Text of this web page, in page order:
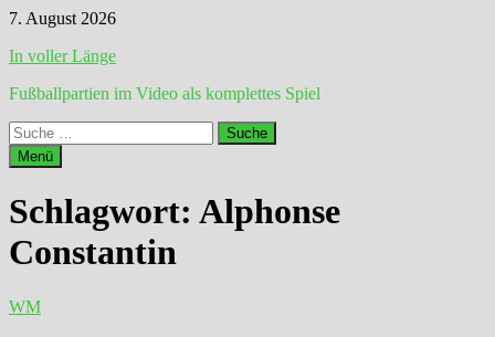
Zum
springen
7. August 2026
In voller Länge
Fußballpartien im Video als komplettes Spiel
Suche
nach:
Menü
Schlagwort: Alphonse
Constantin
WM